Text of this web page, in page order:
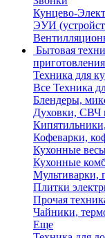
Кунцево-
ЭУИ
Бытовая
Техника для
Все Техника
Блендеры,
Духовки, СВЧ
Кофеварки,
Кухонные
Кухонные
Мультиварки,
Плитки
Прочая
Чайники,
Еще